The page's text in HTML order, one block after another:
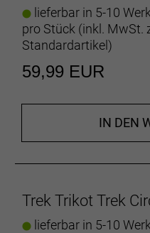
recycelte Materialien
umweltfreundlicherer
gefertigt.
- Materialtyp: Strick
Cocona 37.5 Polyester
Marke Trek:Trek Bicycle GmbH
06116 Halle (Saale)
lieferbar in 5-10
pro Stück (inkl. MwSt.
Standardartikel)
59,99 EUR
IN DEN
Trek Trikot Trek
lieferbar in 5-10